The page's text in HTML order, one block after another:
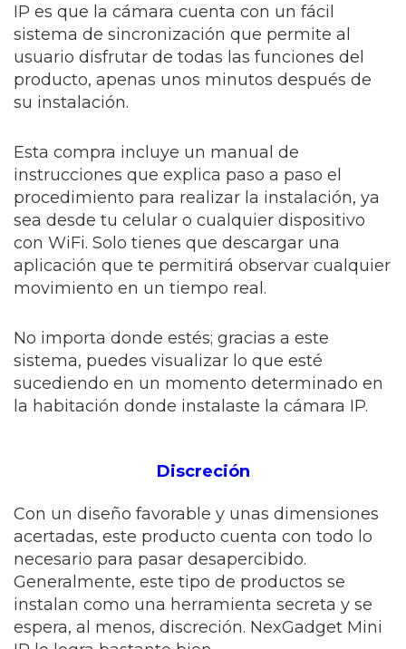
IP es que la cámara cuenta con un fácil
sistema de sincronización que permite al
usuario disfrutar de todas las funciones del
producto, apenas unos minutos después de
su instalación.
Esta compra incluye un manual de
instrucciones que explica paso a paso el
procedimiento para realizar la instalación, ya
sea desde tu celular o cualquier dispositivo
con WiFi. Solo tienes que descargar una
aplicación que te permitirá observar cualquier
movimiento en un tiempo real.
No importa donde estés; gracias a este
sistema, puedes visualizar lo que esté
sucediendo en un momento determinado en
la habitación donde instalaste la cámara IP.
Discreción
Con un diseño favorable y unas dimensiones
acertadas, este producto cuenta con todo lo
necesario para pasar desapercibido.
Generalmente, este tipo de productos se
instalan como una herramienta secreta y se
espera, al menos, discreción. NexGadget Mini